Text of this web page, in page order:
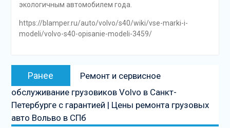
экологичным автомобилем года.
https://blamper.ru/auto/volvo/s40/wiki/vse-marki-i-
modeli/volvo-s40-opisanie-modeli-3459/
Навигация
записям
Ранее
Предыдущая
запись:
Ремонт и сервисное
обслуживание грузовиков Volvo в Санкт-
Петербурге с гарантией | Цены ремонта грузовых
авто Вольво в СПб